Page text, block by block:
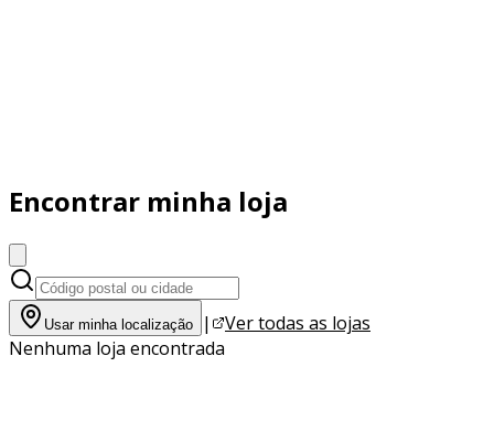
Encontrar minha loja
Usar minha localização |
Ver todas as lojas
Nenhuma loja encontrada